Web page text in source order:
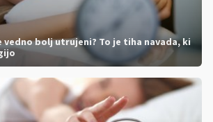
vedno bolj utrujeni? To je tiha navada, ki